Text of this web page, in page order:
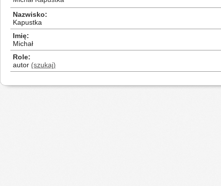
Nazwisko
Kapustka
Imię
Michał
Role
autor (szukaj)